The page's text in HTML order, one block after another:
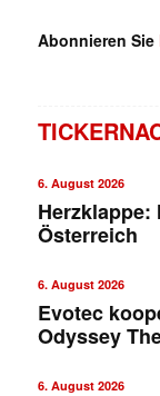
Abonnieren Sie
6. August 2026
Österreich
6. August 2026
Evotec
Odyssey
6. August 2026